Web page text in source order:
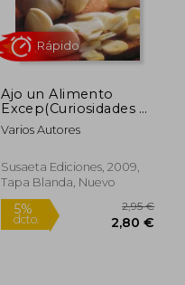
5%
Ajo un Alimento
Excep(Curiosidades y
Recetas)
Varios Autores
Susaeta Ediciones, 2009,
Tapa Blanda, Nuevo